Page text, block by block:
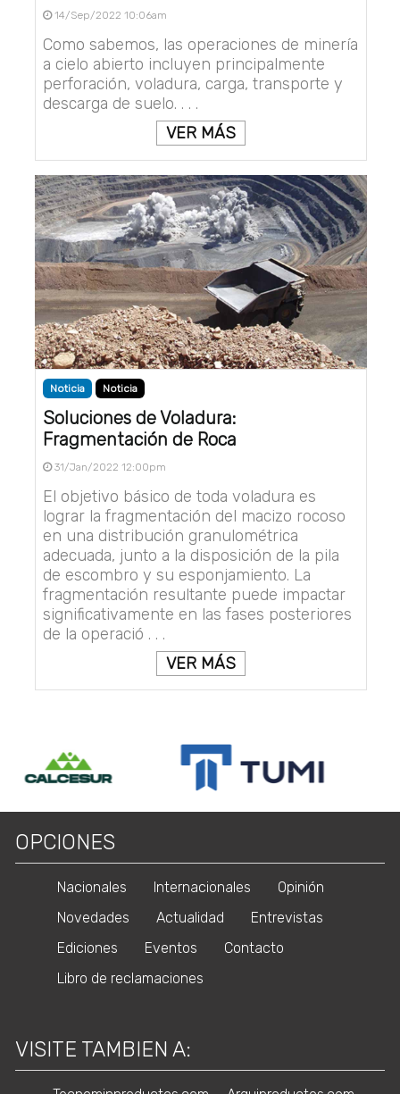
14/Sep/2022 10:06am
Como sabemos, las operaciones de minería
a cielo abierto incluyen principalmente
perforación, voladura, carga, transporte y
descarga de suelo. . . .
VER MÁS
Noticia Noticia
Soluciones de Voladura:
Fragmentación de Roca
31/Jan/2022 12:00pm
El objetivo básico de toda voladura es
lograr la fragmentación del macizo rocoso
en una distribución granulométrica
adecuada, junto a la disposición de la pila
de escombro y su esponjamiento. La
fragmentación resultante puede impactar
significativamente en las fases posteriores
de la operació . . .
VER MÁS
OPCIONES
Nacionales Internacionales
Opinión
Novedades
Actualidad
Entrevistas
Ediciones
Eventos
Contacto
Libro de reclamaciones
VISITE TAMBIEN A: